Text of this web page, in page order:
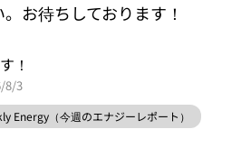
お待ちしております！
！
8/3
Energy（今週のエナジーレポート）